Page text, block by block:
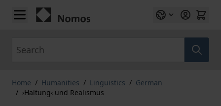
Skip to Content
Home / Humanities / Linguistics / German
/ ›Haltung‹ und Realismus